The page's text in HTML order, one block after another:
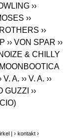
››
››
››
›› VON SPAR ››
& CHILLY
MOONBOOTICA
V. A. ›› V. A. ››
GUZZI ››
|› kontakt ›